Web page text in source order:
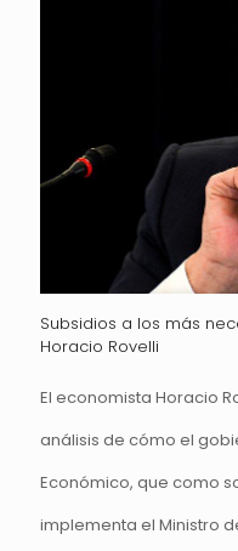
Subsidios a los más
Horacio Rovelli
El economista Horacio
análisis de cómo el
Económico, que como
implementa el Ministro